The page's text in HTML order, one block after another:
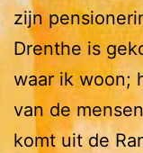
zijn
Drenthe is
waar ik woon;
van de
komt uit de